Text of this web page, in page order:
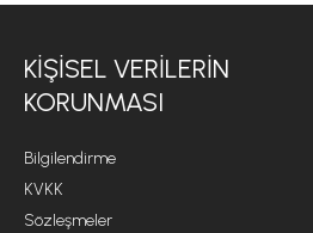
KIŞISEL VERILERIN
KORUNMASI
Bilgilendirme
KVKK
Sözleşmeler